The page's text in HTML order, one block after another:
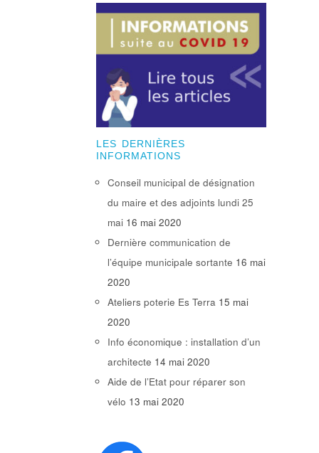
LES DERNIÈRES
INFORMATIONS
Conseil municipal de désignation
du maire et des adjoints lundi 25
mai 16 mai 2020
Dernière communication de
l’équipe municipale sortante 16 mai
2020
Ateliers poterie Es Terra 15 mai
2020
Info économique : installation d’un
architecte 14 mai 2020
Aide de l’Etat pour réparer son
vélo 13 mai 2020